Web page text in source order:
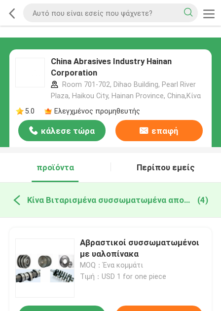
China Abrasives Industry Hainan
Corporation
Room 701-702, Dihao Building, Pearl River
Plaza, Haikou City, Hainan Province, China,Κίνα
5.0
Ελεγχμένος προμηθευτής
κάλεσε τώρα επαφή
προϊόντα Περίπου εμείς
Κίνα Βιταρισμένα συσσωματωμένα αποσβεστικά (4)
Αβραστικοί συσσωματωμένοι
με υαλοπίνακα
MOQ：Ένα κομμάτι
Τιμή：USD 1 for one piece